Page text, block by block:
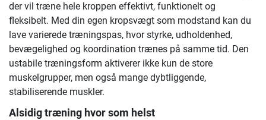
der vil træne hele kroppen effektivt, funktionelt og
fleksibelt. Med din egen kropsvægt som modstand kan du
lave varierede træningspas, hvor styrke, udholdenhed,
bevægelighed og koordination trænes på samme tid. Den
ustabile træningsform aktiverer ikke kun de store
muskelgrupper, men også mange dybtliggende,
stabiliserende muskler.
Alsidig træning hvor som helst